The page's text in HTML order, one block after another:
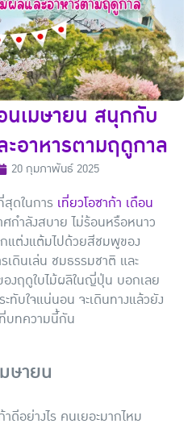
นเมษายน สนุกกับ
ะอาหารตามฤดูกาล
20 กุมภาพันธ์ 2025
สุดในการ เที่ยวโอซาก้า เดือน
กำลังสบาย ไม่ร้อนหรือหนาว
แต่งแต้มไปด้วยสีชมพูของ
เดินเล่น ชมธรรมชาติ และ
งฤดูใบไม้ผลิในญี่ปุ่น บอกเลย
ทับใจแน่นอน จะเดินทางแล้วยัง
บทความนี้กัน
ษายน
ดีอย่างไร คนเยอะมากไหม